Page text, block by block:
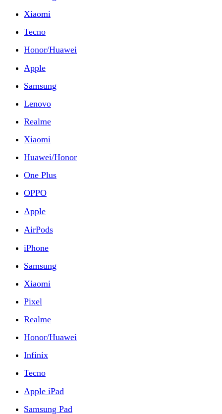
Xiaomi
Tecno
Honor/Huawei
Apple
Samsung
Lenovo
Realme
Xiaomi
Huawei/Honor
One Plus
OPPO
Apple
AirPods
iPhone
Samsung
Xiaomi
Pixel
Realme
Honor/Huawei
Infinix
Tecno
Apple iPad
Samsung Pad